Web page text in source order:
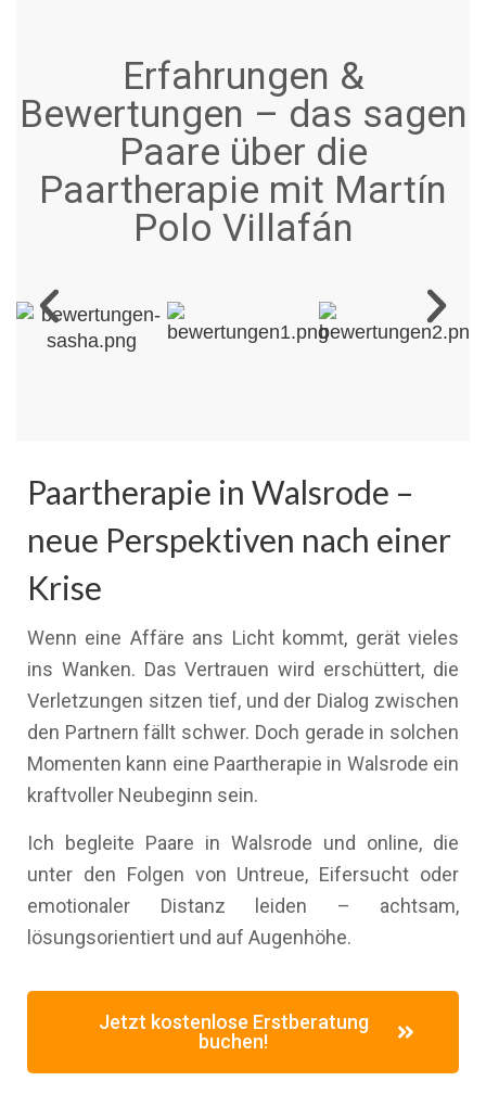
Erfahrungen &
Bewertungen – das sagen
Paare über die
Paartherapie mit Martín
Polo Villafán
Paartherapie in Walsrode –
neue Perspektiven nach einer
Krise
Wenn eine Affäre ans Licht kommt, gerät vieles
ins Wanken. Das Vertrauen wird erschüttert, die
Verletzungen sitzen tief, und der Dialog zwischen
den Partnern fällt schwer. Doch gerade in solchen
Momenten kann eine Paartherapie in Walsrode ein
kraftvoller Neubeginn sein.
Ich begleite Paare in Walsrode und online, die
unter den Folgen von Untreue, Eifersucht oder
emotionaler Distanz leiden – achtsam,
lösungsorientiert und auf Augenhöhe.
Jetzt kostenlose Erstberatung
buchen!